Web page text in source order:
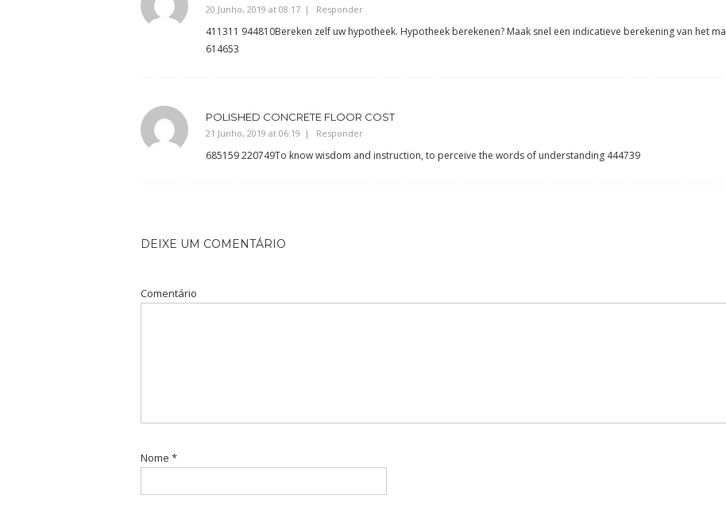
20 Junho, 2019 at 08:17 Responder
411311 944810Bereken zelf uw hypotheek. Hypotheek berekenen? Maak snel een indicatieve berekening van het
614653
POLISHED CONCRETE FLOOR COST
21 Junho, 2019 at 06:19 Responder
685159 220749To know wisdom and instruction, to perceive the words of understanding 444739
DEIXE UM COMENTÁRIO
Comentário
Nome *